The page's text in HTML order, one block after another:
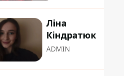
Ліна
Кіндратюк
ADMIN